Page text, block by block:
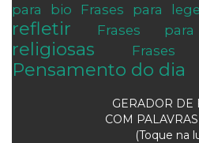
para bio
Frases para
refletir
Frases
religiosas
Pensamento do dia
GERADOR DE
COM
(Toque na